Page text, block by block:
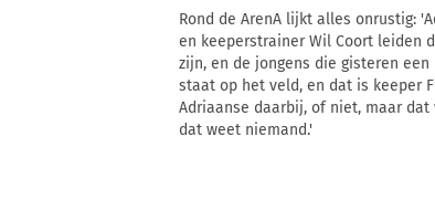
Rond de ArenA lijkt alles onrustig:
en keeperstrainer Wil Coort leiden
zijn, en de jongens die gisteren
staat op het veld, en dat is keeper
Adriaanse daarbij, of niet, maar
dat weet niemand.'